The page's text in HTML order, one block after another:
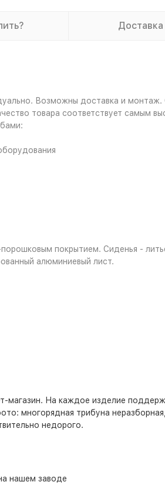
Доставка
Возможны доставка и
товара соответствует самым
покрытием. Сиденья -
алюминиевый лист.
магазин. На каждое изделие
многорядная трибуна
недорого.
нашем заводе